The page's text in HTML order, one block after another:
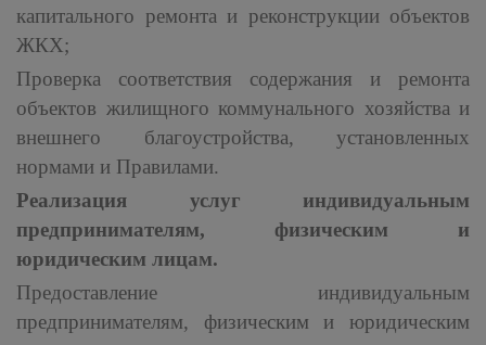
капитального ремонта и реконструкции объектов
ЖКХ;
Проверка соответствия содержания и ремонта
объектов жилищного коммунального хозяйства и
внешнего благоустройства, установленных
нормами и Правилами.
Реализация услуг индивидуальным
предпринимателям, физическим и
юридическим лицам.
Предоставление индивидуальным
предпринимателям, физическим и юридическим